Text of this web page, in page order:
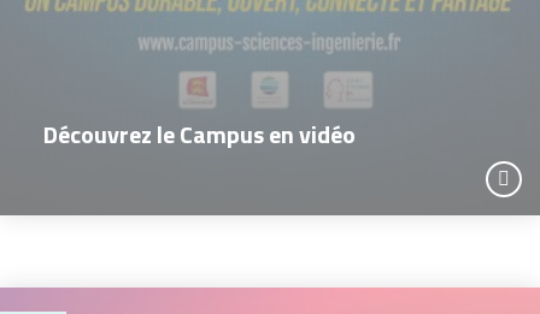
Découvrez le Campus en vidéo